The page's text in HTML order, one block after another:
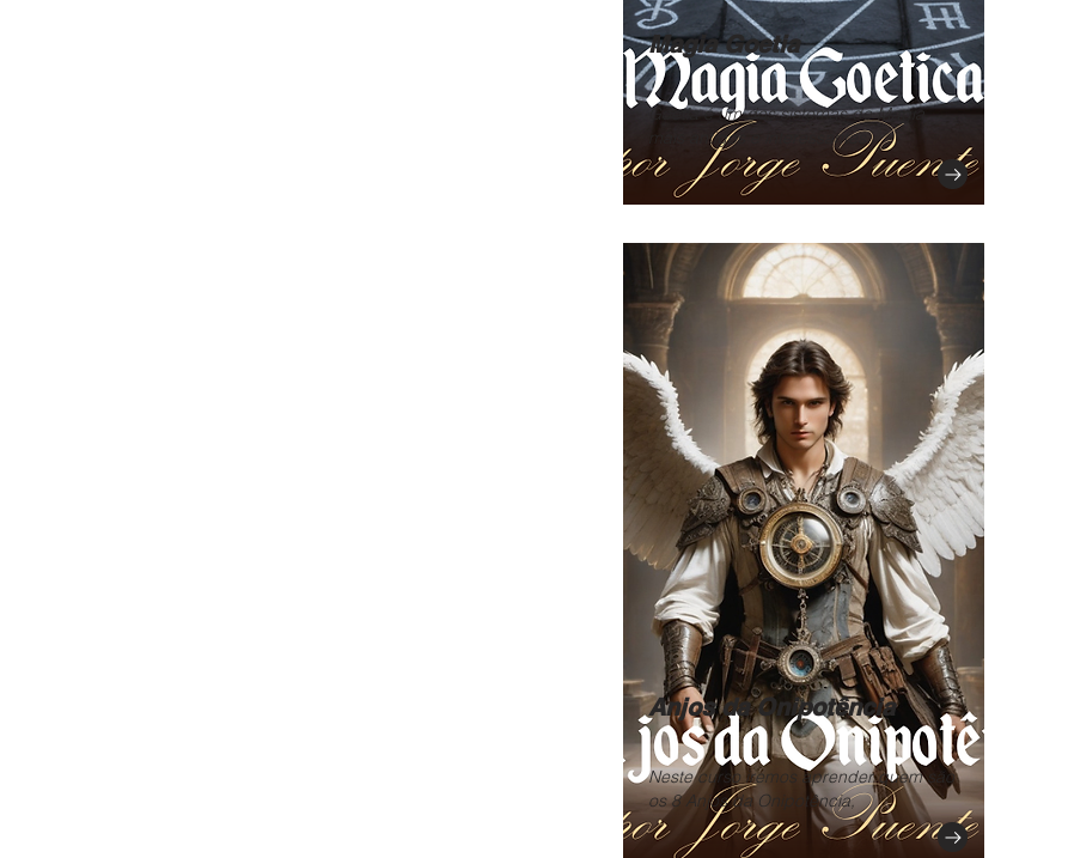
Magia Goetia
Goetia é um dos sistemas de Magia
mais antigos e interessantes.
Anjos da Onipotência
Neste curso iremos aprender quem são
os 8 Anjos da Onipotência,